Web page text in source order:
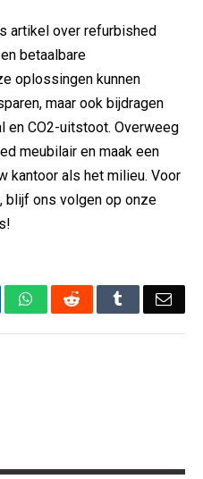
artikel over refurbished
betaalbare
oplossingen kunnen
maar ook bijdragen
en CO2-uitstoot. Overweeg
meubilair en maak een
kantoor als het milieu. Voor
blijf ons volgen op onze
WhatsAppReddit Tumblr